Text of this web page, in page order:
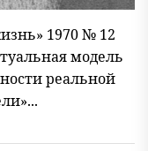
1970 № 12
модель
реальной